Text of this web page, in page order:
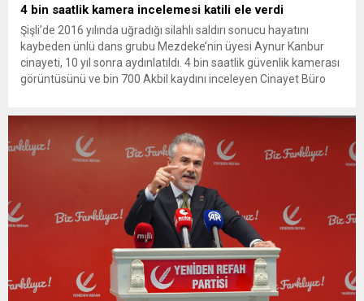
4 bin saatlik kamera incelemesi katili ele verdi
Şişli’de 2016 yılında uğradığı silahlı saldırı sonucu hayatını
kaybeden ünlü dans grubu Mezdeke’nin üyesi Aynur Kanbur
cinayeti, 10 yıl sonra aydınlatıldı. 4 bin saatlik güvenlik kamerası
görüntüsünü ve bin 700 Akbil kaydını inceleyen Cinayet Büro